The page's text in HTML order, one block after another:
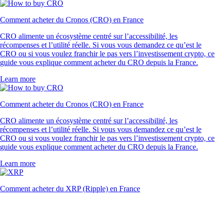
Comment acheter du Cronos (CRO) en France
CRO alimente un écosystème centré sur l’accessibilité, les
récompenses et l’utilité réelle. Si vous vous demandez ce qu’est le
CRO ou si vous voulez franchir le pas vers l’investissement crypto, ce
guide vous explique comment acheter du CRO depuis la France.
Learn more
Comment acheter du Cronos (CRO) en France
CRO alimente un écosystème centré sur l’accessibilité, les
récompenses et l’utilité réelle. Si vous vous demandez ce qu’est le
CRO ou si vous voulez franchir le pas vers l’investissement crypto, ce
guide vous explique comment acheter du CRO depuis la France.
Learn more
Comment acheter du XRP (Ripple) en France